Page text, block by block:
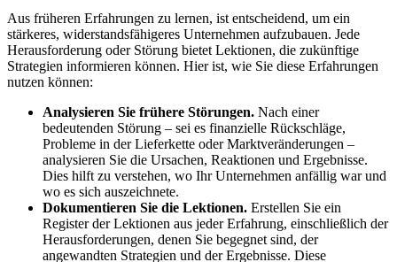
Aus früheren Erfahrungen zu lernen, ist entscheidend, um ein
stärkeres, widerstandsfähigeres Unternehmen aufzubauen. Jede
Herausforderung oder Störung bietet Lektionen, die zukünftige
Strategien informieren können. Hier ist, wie Sie diese Erfahrungen
nutzen können:
Analysieren Sie frühere Störungen. Nach einer
bedeutenden Störung – sei es finanzielle Rückschläge,
Probleme in der Lieferkette oder Marktveränderungen –
analysieren Sie die Ursachen, Reaktionen und Ergebnisse.
Dies hilft zu verstehen, wo Ihr Unternehmen anfällig war und
wo es sich auszeichnete.
Dokumentieren Sie die Lektionen. Erstellen Sie ein
Register der Lektionen aus jeder Erfahrung, einschließlich der
Herausforderungen, denen Sie begegnet sind, der
angewandten Strategien und der Ergebnisse. Diese